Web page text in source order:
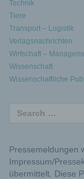
Technik
Tiere
Transport – Logistik
Verlagsnachrichten
Wirtschaft –
Wissenschaft
Wissenschaftliche
Pressemeldungen
Impressum/
übermittelt. Diese